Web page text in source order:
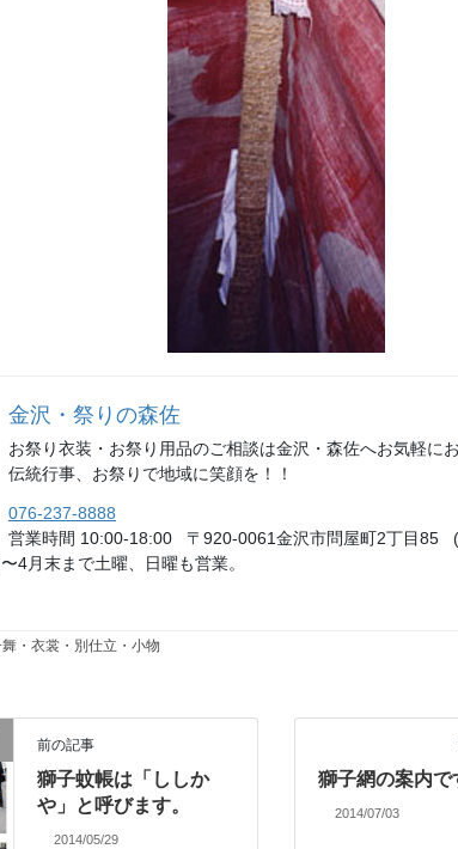
金沢・祭りの森佐
お祭り衣装・お祭り用品のご相談は金沢・森佐へお気軽に
伝統行事、お祭りで地域に笑顔を！！
076-237-8888
営業時間 10:00-18:00 〒920-0061金沢市問屋町2丁目85
4月末まで土曜、日曜も営業。
・衣裳・別仕立・小物
前の記事
獅子蚊帳は「ししか
や」と呼びます。
2014/05/29
獅子網の案内で
2014/07/03